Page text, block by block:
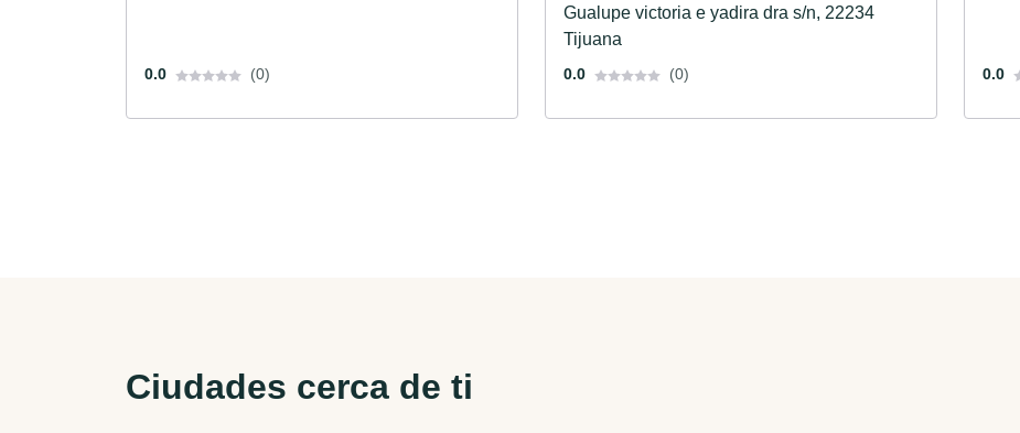
0.0 (0)
Gualupe victoria e yadira dra s/n, 22234
Tijuana
0.0 (0) 0.0
Ciudades cerca de ti